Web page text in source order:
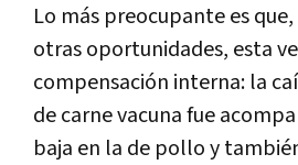
Lo más preocupante es
otras oportunidades, esta
compensación interna: la
de carne vacuna fue
baja en la de pollo y